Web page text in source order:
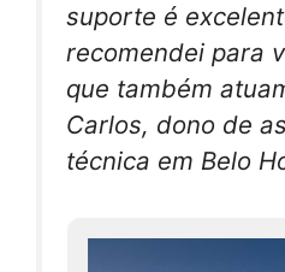
suporte é
recomendei para
que também
Carlos, dono de
técnica em Belo